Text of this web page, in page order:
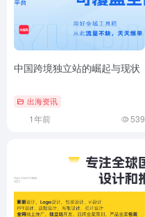
中国跨境独立站的崛起与现状
出海资讯
1年前 539